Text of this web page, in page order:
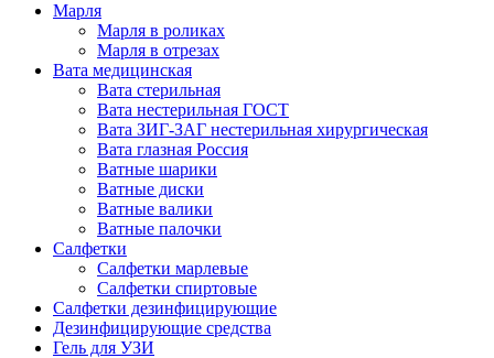
Марля
Марля в роликах
Марля в отрезах
Вата медицинская
Вата стерильная
Вата нестерильная ГОСТ
Вата ЗИГ-ЗАГ нестерильная хирургическая
Вата глазная Россия
Ватные шарики
Ватные диски
Ватные валики
Ватные палочки
Салфетки
Салфетки марлевые
Салфетки спиртовые
Салфетки дезинфицирующие
Дезинфицирующие средства
Гель для УЗИ